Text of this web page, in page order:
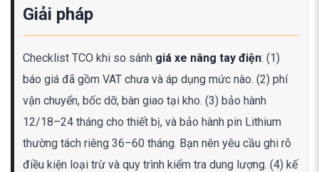
Giải pháp
Checklist TCO khi so sánh giá xe nâng tay điện: (1)
báo giá đã gồm VAT chưa và áp dụng mức nào. (2) phí
vận chuyển, bốc dỡ, bàn giao tại kho. (3) bảo hành
12/18–24 tháng cho thiết bị, và bảo hành pin Lithium
thường tách riêng 36–60 tháng. Bạn nên yêu cầu ghi rõ
điều kiện loại trừ và quy trình kiểm tra dung lượng. (4) kế